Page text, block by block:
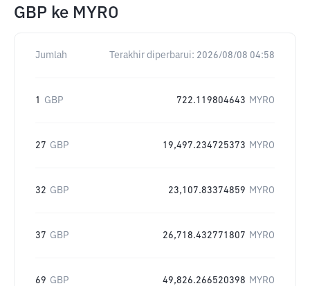
GBP ke MYRO
Jumlah Terakhir diperbarui: 2026/08/08 04:58
1 GBP 722.119804643 MYRO
27 GBP 19,497.234725373 MYRO
32 GBP 23,107.83374859 MYRO
37 GBP 26,718.432771807 MYRO
69 GBP 49,826.266520398 MYRO